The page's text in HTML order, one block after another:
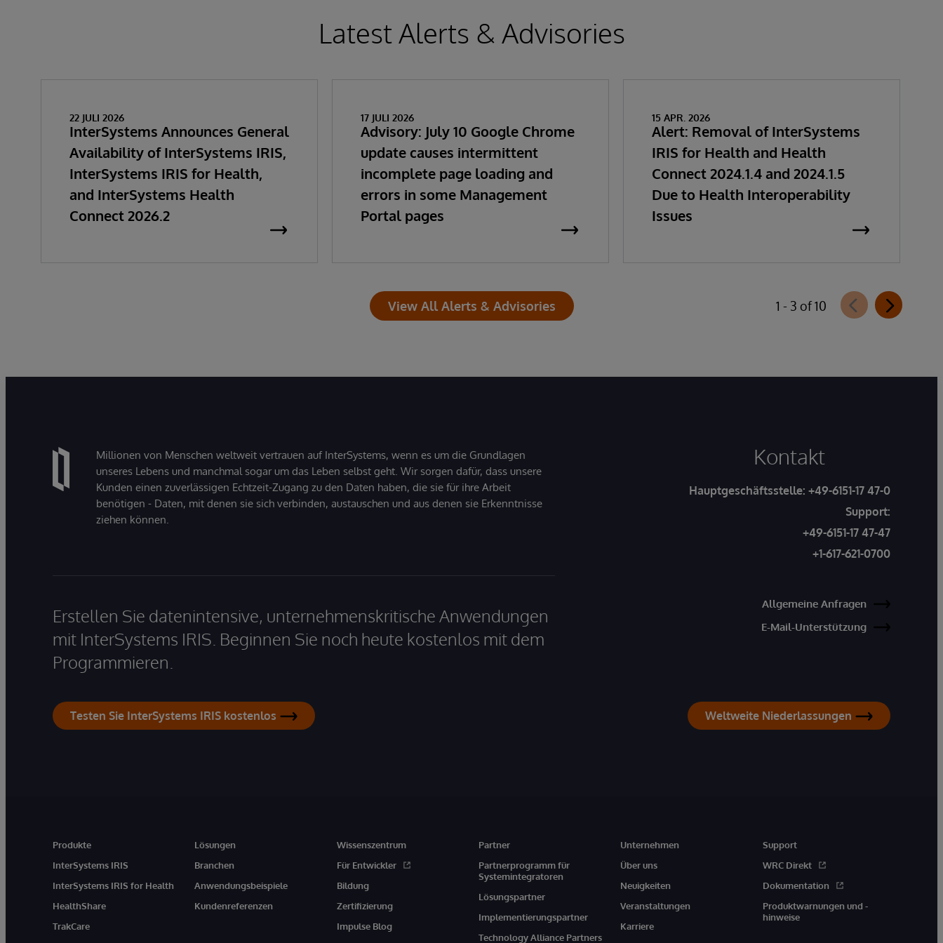
Latest Alerts & Advisories
22 JULI 2026
InterSystems Announces General
Availability of InterSystems IRIS,
InterSystems IRIS for Health,
and InterSystems Health
Connect 2026.2
17 JULI 2026
Advisory: July 10 Google Chrome
update causes intermittent
incomplete page loading and
errors in some Management
Portal pages
15 APR. 2026
Alert: Removal of InterSystems
IRIS for Health and Health
Connect 2024.1.4 and 2024.1.5
Due to Health Interoperability
Issues
View All Alerts & Advisories 1 - 3 of 10
Millionen von Menschen weltweit vertrauen auf InterSystems, wenn es um die Grundlagen
unseres Lebens und manchmal sogar um das Leben selbst geht. Wir sorgen dafür, dass unsere
Kunden einen zuverlässigen Echtzeit-Zugang zu den Daten haben, die sie für ihre Arbeit
benötigen - Daten, mit denen sie sich verbinden, austauschen und aus denen sie Erkenntnisse
ziehen können.
Erstellen Sie datenintensive, unternehmenskritische Anwendungen
mit InterSystems IRIS. Beginnen Sie noch heute kostenlos mit dem
Programmieren.
Testen Sie InterSystems IRIS kostenlos
Kontakt
Hauptgeschäftsstelle: +49-6151-17 47-0
Support:
+49-6151-17 47-47
+1-617-621-0700
Allgemeine Anfragen
E-Mail-Unterstützung
Weltweite Niederlassungen
Produkte
InterSystems IRIS
InterSystems IRIS for Health
HealthShare
TrakCare
Lösungen
Branchen
Anwendungsbeispiele
Kundenreferenzen
Wissenszentrum
Für Entwickler
Bildung
Zertifizierung
Impulse Blog
Partner
Partnerprogramm für
Systemintegratoren
Lösungspartner
Implementierungspartner
Technology Alliance Partners
Unternehmen
Über uns
Neuigkeiten
Veranstaltungen
Karriere
Support
WRC Direkt
Dokumentation
Produktwarnungen und -
hinweise